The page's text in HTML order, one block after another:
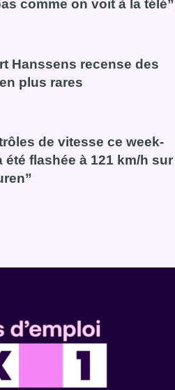
comme on voit à la télé”
club de MMA ouvre ses portes à
Hanssens recense des
plus rares
Bart Hanssens recense des
de vitesse ce week-
été flashée à 121 km/h sur
contrôles de vitesse ce week-